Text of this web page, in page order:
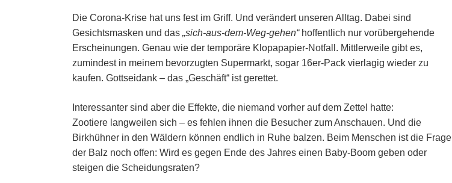
Die Corona-Krise hat uns fest im Griff. Und verändert unseren Alltag. Dabei sind
Gesichtsmasken und das „sich-aus-dem-Weg-gehen“hoffentlich nur vorübergehende
Erscheinungen. Genau wie der temporäre Klopapapier-Notfall. Mittlerweile gibt es,
zumindest in meinem bevorzugten Supermarkt, sogar 16er-Pack vierlagig wieder zu
kaufen. Gottseidank – das „Geschäft“ ist gerettet.
Interessanter sind aber die Effekte, die niemand vorher auf dem Zettel hatte:
Zootiere langweilen sich – es fehlen ihnen die Besucher zum Anschauen. Und die
Birkhühner in den Wäldern können endlich in Ruhe balzen. Beim Menschen ist die Frage
der Balz noch offen: Wird es gegen Ende des Jahres einen Baby-Boom geben oder
steigen die Scheidungsraten?